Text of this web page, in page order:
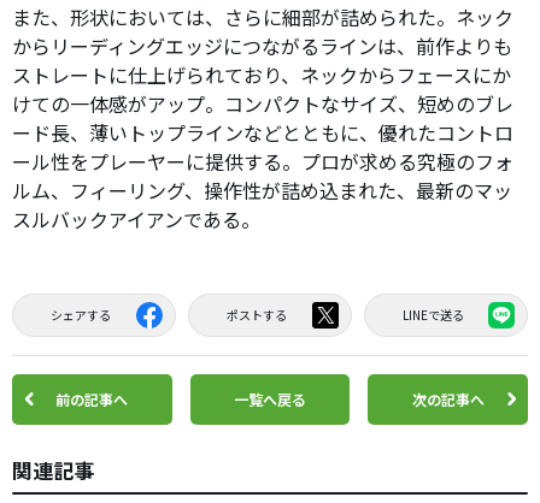
また、形状においては、さらに細部が詰められた。ネック
からリーディングエッジにつながるラインは、前作よりも
ストレートに仕上げられており、ネックからフェースにか
けての一体感がアップ。コンパクトなサイズ、短めのブレ
ード長、薄いトップラインなどとともに、優れたコントロ
ール性をプレーヤーに提供する。プロが求める究極のフォ
ルム、フィーリング、操作性が詰め込まれた、最新のマッ
スルバックアイアンである。
シェアする ポストする LINEで送る
前の記事へ 一覧へ戻る 次の記事へ
関連記事